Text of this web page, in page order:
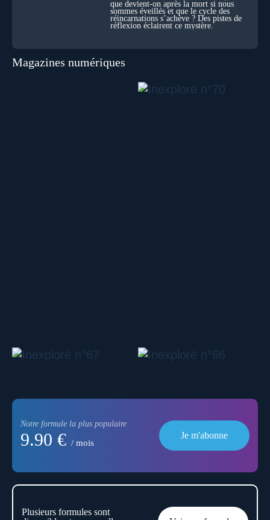
que devient-on après la mort si nous
sommes éveillés et que le cycle des
réincarnations s’achève ? Des pistes de
réflexion éclairent ce mystère.
Magazines numériques
Notre formule la plus populaire
9.90 € / mois
Je m'abonne
Plusieurs formules sont